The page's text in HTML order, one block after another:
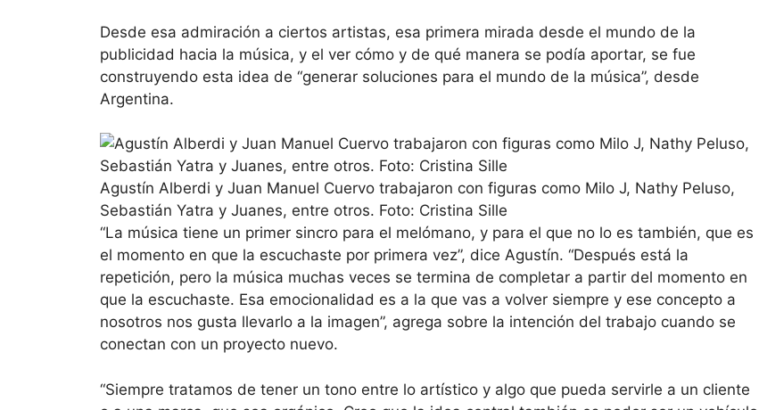
Desde esa admiración a ciertos artistas, esa primera mirada desde el mundo de la
publicidad hacia la música, y el ver cómo y de qué manera se podía aportar, se fue
construyendo esta idea de “generar soluciones para el mundo de la música”, desde
Argentina.
Agustín Alberdi y Juan Manuel Cuervo trabajaron con figuras como Milo J, Nathy Peluso,
Sebastián Yatra y Juanes, entre otros. Foto: Cristina Sille
“La música tiene un primer sincro para el melómano, y para el que no lo es también, que es
el momento en que la escuchaste por primera vez”, dice Agustín. “Después está la
repetición, pero la música muchas veces se termina de completar a partir del momento en
que la escuchaste. Esa emocionalidad es a la que vas a volver siempre y ese concepto a
nosotros nos gusta llevarlo a la imagen”, agrega sobre la intención del trabajo cuando se
conectan con un proyecto nuevo.
“Siempre tratamos de tener un tono entre lo artístico y algo que pueda servirle a un cliente